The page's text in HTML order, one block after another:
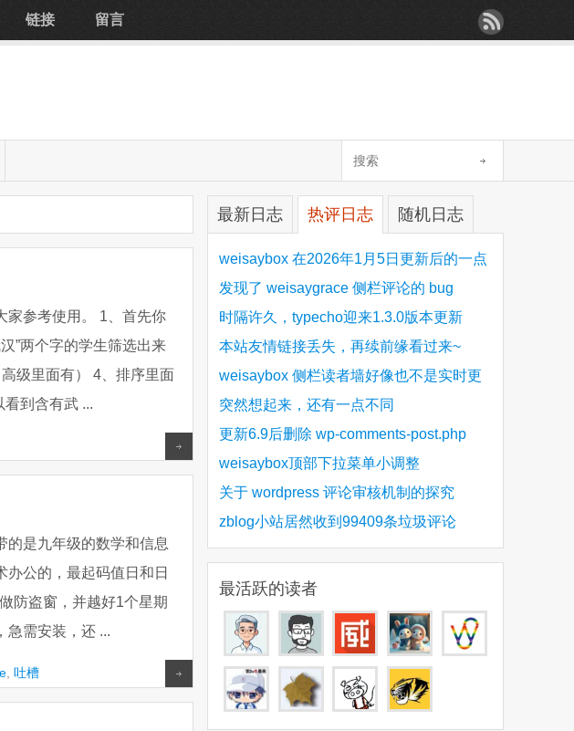
链接 留言
家参考使用。 1、首先你
”两个字的学生筛选出来
级里面有） 4、排序里面
到含有武 ...
Read more
的是九年级的数学和信息
公的，最起码值日和日
急需安装，还 ...
吐槽 Read more
最新日志 热评日志 随机日志
weisaybox 在2026年1月5日更新后的一点
细节问题
发现了 weisaygrace 侧栏评论的 bug
时隔许久，typecho迎来1.3.0版本更新
本站友情链接丢失，再续前缘看过来~
weisaybox 侧栏读者墙好像也不是实时更
新的
突然想起来，还有一点不同
更新6.9后删除 wp-comments-post.php
weisaybox顶部下拉菜单小调整
关于 wordpress 评论审核机制的探究
zblog小站居然收到99409条垃圾评论
最活跃的读者